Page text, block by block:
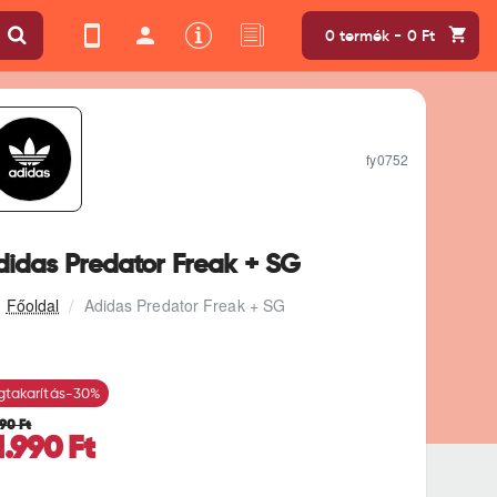
0 termék - 0 Ft
Adidas Predator Freak + SG
Predator Freak + SG
fy0752
-30%
Ft
Ft